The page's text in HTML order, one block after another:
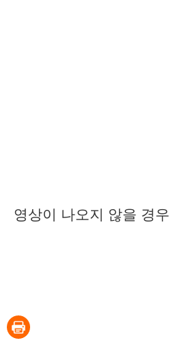
영상이 나오지 않을 경우